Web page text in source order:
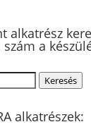
alkatrész
a
Keresés
alkatrészek: